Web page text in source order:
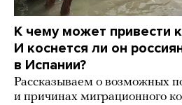
К чему может привести
И коснется ли он
в Испании?
Рассказываем о возможных
и причинах миграционного